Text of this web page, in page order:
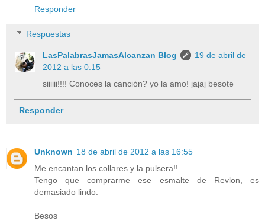
Responder
Respuestas
LasPalabrasJamasAlcanzan Blog
19 de abril de
2012 a las 0:15
siiiiii!!!! Conoces la canción? yo la amo! jajaj besote
Responder
Unknown 18 de abril de 2012 a las 16:55
Me encantan los collares y la pulsera!!
Tengo que comprarme ese esmalte de Revlon, es
demasiado lindo.
Besos